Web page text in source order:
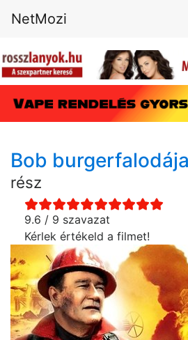
NetMozi
Bob burgerfalodája
rész
9.6 / 9 szavazat
Kérlek értékeld a filmet!